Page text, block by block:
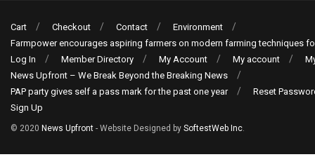
Cart Checkout Contact
Environment
Farmpower encourages aspiring farmers on modern farming techniques
Log In
Member Directory My Account My account
News Upfront – We Break Beyond the Breaking News
PAP party gives self a pass mark for the past one year
Reset
Sign Up
© 2020 News Upfront - Website Designed by SoftestWeb Inc.